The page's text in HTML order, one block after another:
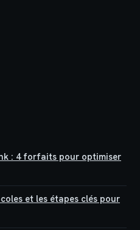
: 4 forfaits pour optimiser
et les étapes clés pour